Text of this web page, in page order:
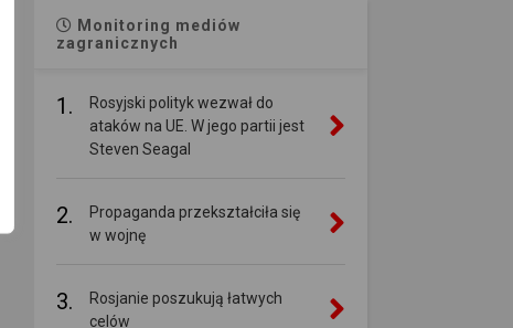
Monitoring mediów
zagranicznych
1.
Rosyjski polityk wezwał do
ataków na UE. W jego partii jest
Steven Seagal
2.
Propaganda przekształciła się
w wojnę
3.
Rosjanie poszukują łatwych
celów